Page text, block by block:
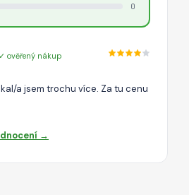
0
✓ ověřený nákup
a jsem trochu více. Za tu cenu
→